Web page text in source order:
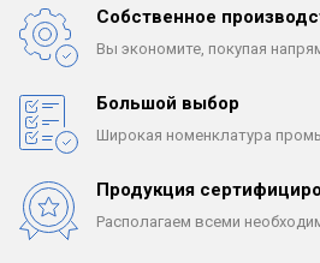
Собственное
Вы экономите, покупая
Большой выбор
Широкая номенклатура
Продукция
Располагаем всеми